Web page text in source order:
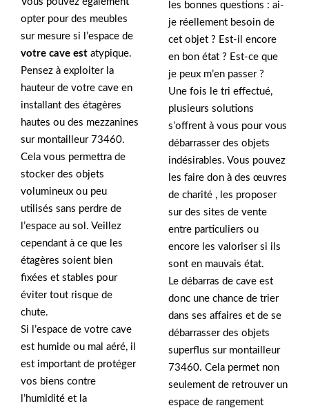
opter pour des meubles
sur mesure si l’espace de
votre cave est atypique.
Pensez à exploiter la
hauteur de votre cave en
installant des étagères
hautes ou des mezzanines
sur montailleur 73460.
Cela vous permettra de
stocker des objets
volumineux ou peu
utilisés sans perdre de
l’espace au sol. Veillez
cependant à ce que les
étagères soient bien
fixées et stables pour
éviter tout risque de
chute.
Si l’espace de votre cave
est humide ou mal aéré, il
est important de protéger
vos biens contre
l’humidité et la
les bonnes questions : ai-
je réellement besoin de
cet objet ? Est-il encore
en bon état ? Est-ce que
je peux m’en passer ?
Une fois le tri effectué,
plusieurs solutions
s’offrent à vous pour vous
débarrasser des objets
indésirables. Vous pouvez
les faire don à des œuvres
de charité , les proposer
sur des sites de vente
entre particuliers ou
encore les valoriser si ils
sont en mauvais état.
Le débarras de cave est
donc une chance de trier
dans ses affaires et de se
débarrasser des objets
superflus sur montailleur
73460. Cela permet non
seulement de retrouver un
espace de rangement